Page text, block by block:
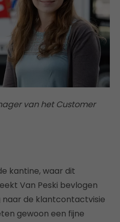
van het Customer
kantine, waar dit
Van Peski bevlogen
naar de klantcontactvisie
gewoon een fijne